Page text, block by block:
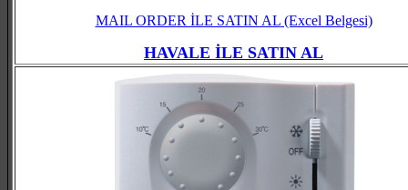
MAIL ORDER İLE SATIN AL(Excel Belgesi)
HAVALE İLE SATIN AL